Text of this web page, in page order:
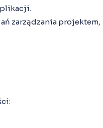
zarządzania projektem,